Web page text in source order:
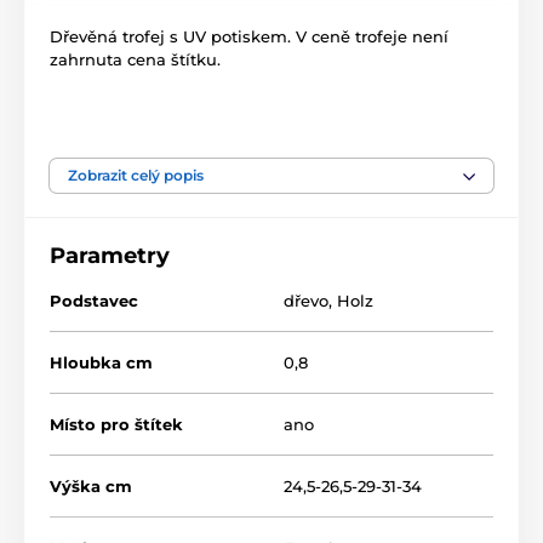
Dřevěná trofej s UV potiskem. V ceně trofeje není
zahrnuta cena štítku.
Futsal ACTCW
Zobrazit celý popis
Parametry
Podstavec dřevo, Holz
Hloubka cm 0,8
Místo pro štítek ano
Výška cm 24,5-26,5-29-31-34